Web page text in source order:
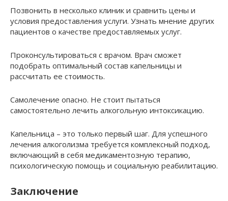
Позвонить в несколько клиник и сравнить цены и
условия предоставления услуги. Узнать мнение других
пациентов о качестве предоставляемых услуг.
Проконсультироваться с врачом. Врач сможет
подобрать оптимальный состав капельницы и
рассчитать ее стоимость.
Самолечение опасно. Не стоит пытаться
самостоятельно лечить алкогольную интоксикацию.
Капельница – это только первый шаг. Для успешного
лечения алкоголизма требуется комплексный подход,
включающий в себя медикаментозную терапию,
психологическую помощь и социальную реабилитацию.
Заключение